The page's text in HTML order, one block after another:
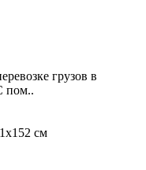
грузов в
пом..
см